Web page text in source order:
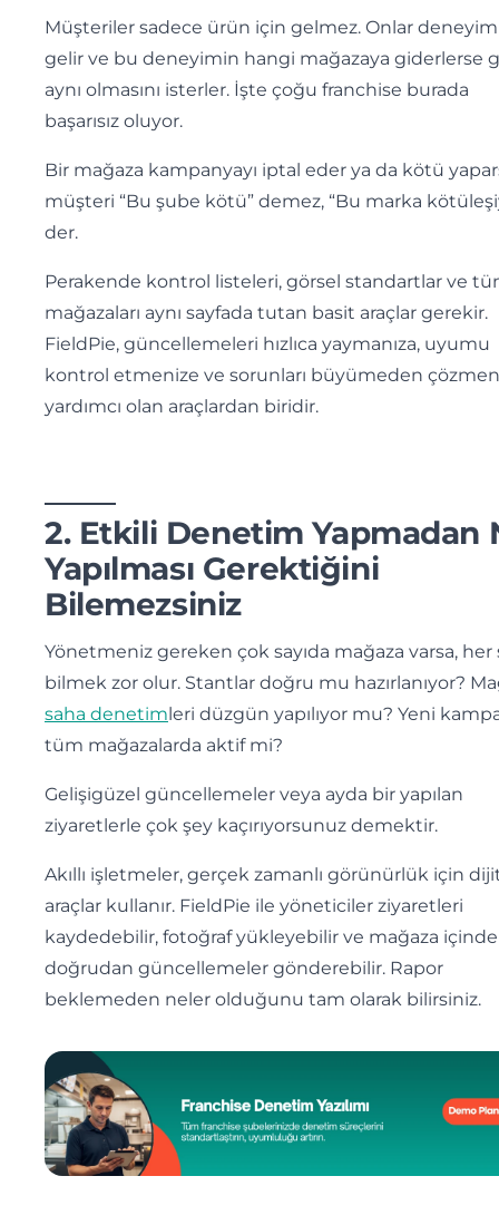
Müşteriler sadece ürün için gelmez. Onlar
gelir ve bu deneyimin hangi mağazaya giderlerse
aynı olmasını isterler. İşte çoğu franchise burada
başarısız oluyor.
Bir mağaza kampanyayı iptal eder ya da kötü
müşteri “Bu şube kötü” demez, “Bu marka
der.
Perakende kontrol listeleri, görsel standartlar ve
mağazaları aynı sayfada tutan basit araçlar gerekir.
FieldPie, güncellemeleri hızlıca yaymanıza, uyumu
kontrol etmenize ve sorunları büyümeden
yardımcı olan araçlardan biridir.
2. Etkili Denetim Yapmadan
Yapılması Gerektiğini
Bilemezsiniz
Yönetmeniz gereken çok sayıda mağaza varsa, her
bilmek zor olur. Stantlar doğru mu hazırlanıyor?
saha denetimleri düzgün yapılıyor mu? Yeni
tüm mağazalarda aktif mi?
Gelişigüzel güncellemeler veya ayda bir yapılan
ziyaretlerle çok şey kaçırıyorsunuz demektir.
Akıllı işletmeler, gerçek zamanlı görünürlük için
araçlar kullanır. FieldPie ile yöneticiler ziyaretleri
kaydedebilir, fotoğraf yükleyebilir ve mağaza
doğrudan güncellemeler gönderebilir. Rapor
beklemeden neler olduğunu tam olarak bilirsiniz.